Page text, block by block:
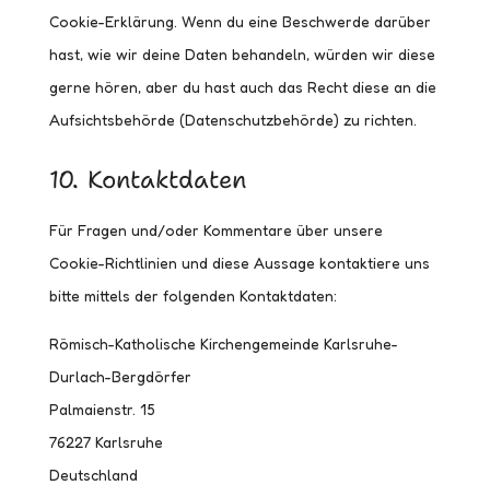
Cookie-Erklärung. Wenn du eine Beschwerde darüber
hast, wie wir deine Daten behandeln, würden wir diese
gerne hören, aber du hast auch das Recht diese an die
Aufsichtsbehörde (Datenschutzbehörde) zu richten.
10. Kontaktdaten
Für Fragen und/oder Kommentare über unsere
Cookie-Richtlinien und diese Aussage kontaktiere uns
bitte mittels der folgenden Kontaktdaten:
Römisch-Katholische Kirchengemeinde Karlsruhe-
Durlach-Bergdörfer
Palmaienstr. 15
76227 Karlsruhe
Deutschland